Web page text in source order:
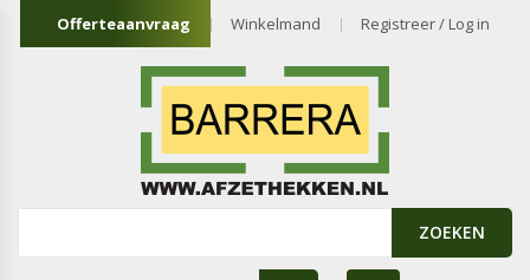
Offerteaanvraag Winkelmand Registreer / Log in
ZOEKEN